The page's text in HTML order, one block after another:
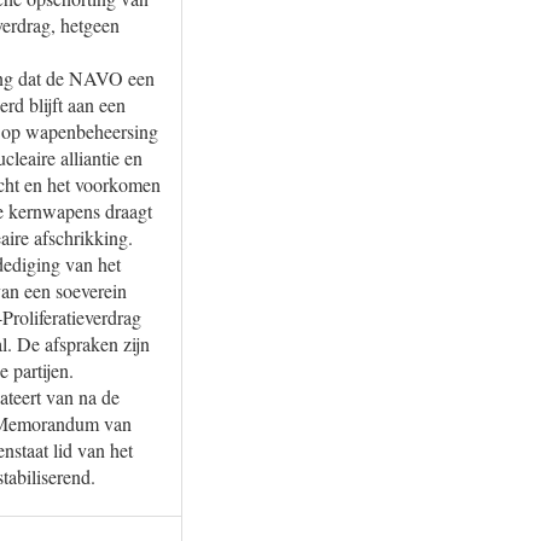
hetgeen
dat de NAVO een
blijft aan een
wapenbeheersing
alliantie en
en het voorkomen
draagt
afschrikking.
van het
een soeverein
De afspraken zijn
partijen.
van na de
van
lid van het